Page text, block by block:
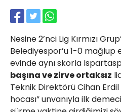
Nesine 2’nci Lig Kırmızı
Belediyespor’u 1-0 mağlup
evinde aynı skorla
başına ve zirve ortaksız
Teknik Direktörü Cihan Erdil
hocası” unvanıyla ilk